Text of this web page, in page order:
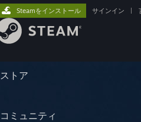
ストア
コミュニティ
Steamをインストール サインイン